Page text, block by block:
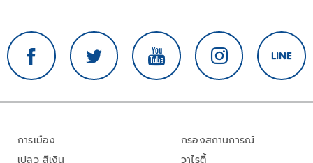
การเมือง
เปลว สีเงิน
กรองสถานการณ์
วาไรตี้